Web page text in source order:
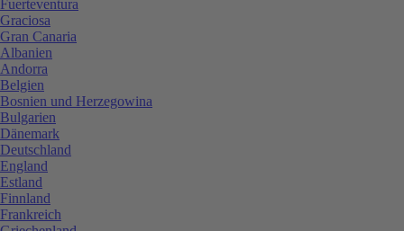
Fuerteventura
Graciosa
Gran Canaria
Albanien
Andorra
Belgien
Bosnien und Herzegowina
Bulgarien
Dänemark
Deutschland
England
Estland
Finnland
Frankreich